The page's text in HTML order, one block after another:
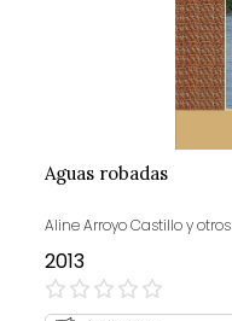
Aguas robadas
Aline Arroyo Castillo y otros
2013
0%